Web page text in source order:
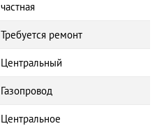
частная
Требуется ремонт
Центральный
Газопровод
Центральное